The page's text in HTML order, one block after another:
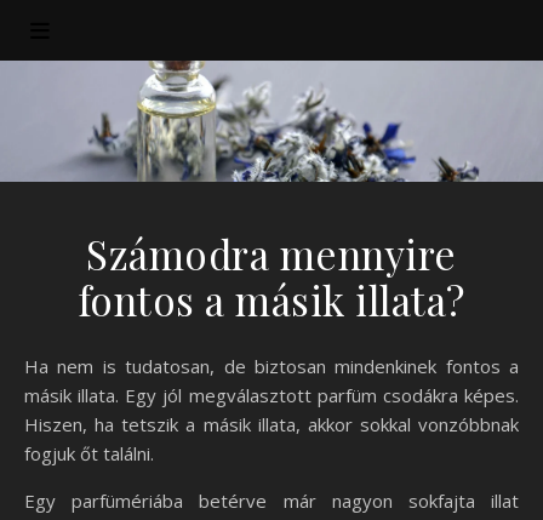
Számodra mennyire
fontos a másik illata?
Ha nem is tudatosan, de biztosan mindenkinek fontos a
másik illata. Egy jól megválasztott parfüm csodákra képes.
Hiszen, ha tetszik a másik illata, akkor sokkal vonzóbbnak
fogjuk őt találni.
Egy parfümériába betérve már nagyon sokfajta illat